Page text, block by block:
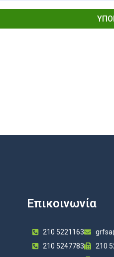
Επικοινωνία
210 5221163
210 5247783
210